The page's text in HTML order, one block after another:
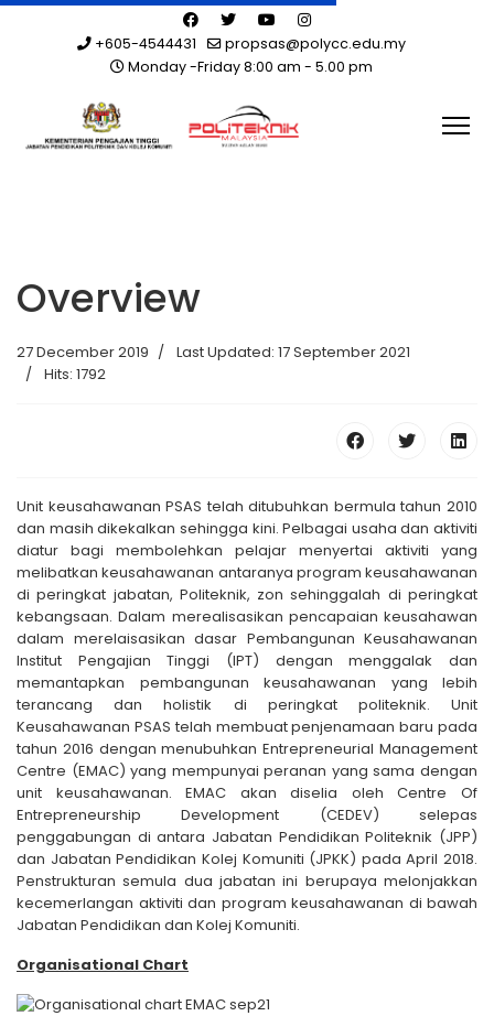
+605-4544431
propsas@polycc.edu.my
Monday -Friday 8:00 am - 5.00 pm
Overview
27 December 2019
Last Updated: 17 September 2021
Hits: 1792
Unit keusahawanan PSAS telah ditubuhkan bermula tahun 2010
dan masih dikekalkan sehingga kini. Pelbagai usaha dan aktiviti
diatur bagi membolehkan pelajar menyertai aktiviti yang
melibatkan keusahawanan antaranya program keusahawanan
di peringkat jabatan, Politeknik, zon sehinggalah di peringkat
kebangsaan. Dalam merealisasikan pencapaian keusahawan
dalam merelaisasikan dasar Pembangunan Keusahawanan
Institut Pengajian Tinggi (IPT) dengan menggalak dan
memantapkan pembangunan keusahawanan yang lebih
terancang dan holistik di peringkat politeknik. Unit
Keusahawanan PSAS telah membuat penjenamaan baru pada
tahun 2016 dengan menubuhkan Entrepreneurial Management
Centre (EMAC) yang mempunyai peranan yang sama dengan
unit keusahawanan. EMAC akan diselia oleh Centre Of
Entrepreneurship Development (CEDEV) selepas
penggabungan di antara Jabatan Pendidikan Politeknik (JPP)
dan Jabatan Pendidikan Kolej Komuniti (JPKK) pada April 2018.
Penstrukturan semula dua jabatan ini berupaya melonjakkan
kecemerlangan aktiviti dan program keusahawanan di bawah
Jabatan Pendidikan dan Kolej Komuniti.
Organisational Chart